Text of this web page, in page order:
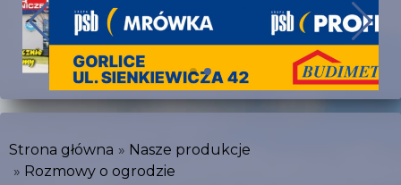
Strona główna
Nasze produkcje
Rozmowy o ogrodzie